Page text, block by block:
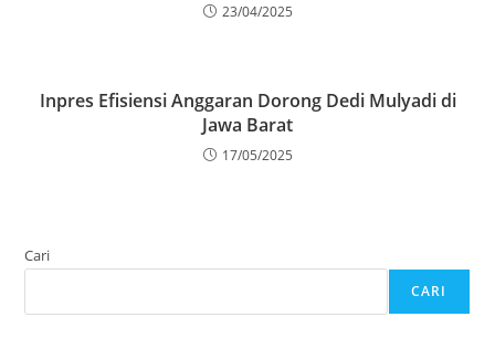
23/04/2025
Inpres Efisiensi Anggaran Dorong Dedi Mulyadi di
Jawa Barat
17/05/2025
Cari
CARI